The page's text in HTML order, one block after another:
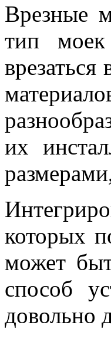
Врезные
тип
их
которых
может
способ
довольно